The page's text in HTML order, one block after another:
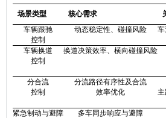
场景类型 核心需求
车辆跟驰
控制
动态稳定性、碰撞风险
车辆换道
控制
换道决策效率、横向碰撞风险
分合流
控制
分流路径有序性及合流
效率优化
紧急制动与避障
多车同步响应与避障